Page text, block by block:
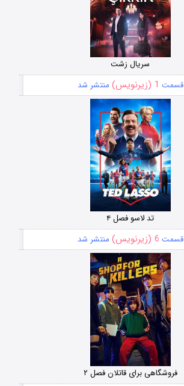
سریال زشت
قسمت 1 (زیرنویس) منتشر شد
تد لاسو فصل ۴
قسمت 6 (زیرنویس) منتشر شد
فروشگاهی برای قاتلان فصل ۲